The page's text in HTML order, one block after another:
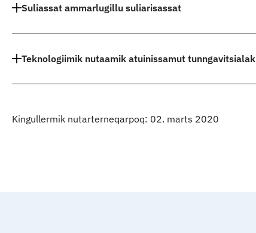
Suliassat ammarlugillu suliarisassat
Teknologiimik nutaamik atuinissamut tunngavitsialak
Kingullermik nutarterneqarpoq: 02. marts 2020